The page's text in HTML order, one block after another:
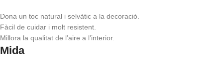
Dona un toc natural i selvàtic a la decoració.
Fàcil de cuidar i molt resistent.
Millora la qualitat de l’aire a l’interior.
Mida